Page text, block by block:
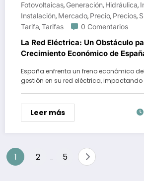
Fotovoltaicas, Generación, Hidráulica,
Instalación, Mercado, Precio, Precios,
Tarifa,Tarifas 0 Comentarios
La Red Eléctrica: Un Obstáculo
Crecimiento Económico de
España enfrenta un freno económico
gestión en su red eléctrica, impactando
Leer más
Paginación
1 2 5